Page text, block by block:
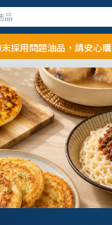
題油品，請安心購買食用